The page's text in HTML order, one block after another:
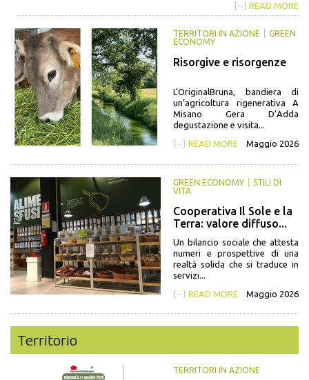
{···} READ MORE
TERRITORI IN AZIONE
GREEN
ECONOMY
Risorgive e risorgenze
L’OriginalBruna, bandiera di
un’agricoltura rigenerativa A
Misano Gera D’Adda
degustazione e visita...
{···} READ MORE Maggio 2026
GREEN ECONOMY
STILI DI
VITA
Cooperativa Il Sole e la
Terra: valore diffuso...
Un bilancio sociale che attesta
numeri e prospettive di una
realtà solida che si traduce in
servizi...
{···} READ MORE Maggio 2026
Territorio
TERRITORI IN AZIONE